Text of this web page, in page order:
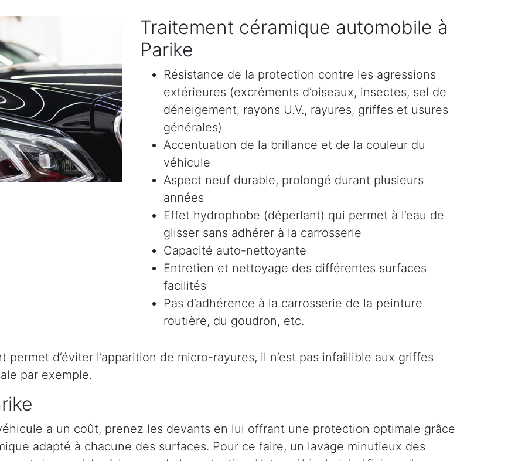
Traitement céramique automobile à
Parike
Résistance de la protection contre les agressions
extérieures (excréments d’oiseaux, insectes, sel de
déneigement, rayons U.V., rayures, griffes et usures
générales)
Accentuation de la brillance et de la couleur du
véhicule
Aspect neuf durable, prolongé durant plusieurs
années
Effet hydrophobe (déperlant) qui permet à l’eau de
glisser sans adhérer à la carrosserie
Capacité auto-nettoyante
Entretien et nettoyage des différentes surfaces
facilités
Pas d’adhérence à la carrosserie de la peinture
routière, du goudron, etc.
d’éviter l’apparition de micro-rayures, il n’est pas infaillible aux griffes
par exemple.
a un coût, prenez les devants en lui offrant une protection optimale grâce
adapté à chacune des surfaces. Pour ce faire, un lavage minutieux des